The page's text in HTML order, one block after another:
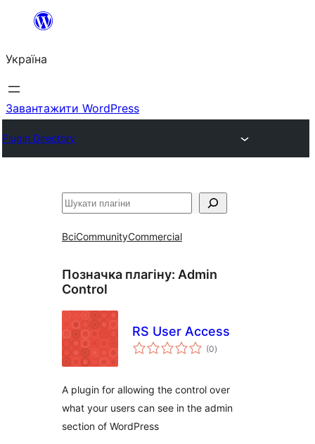
Перейти
вмісту
Україна
Завантажити WordPress
Plugin Directory
Пошук
ВсіCommunityCommercial
Позначка плагіну: Admin
Control
RS User Access
(0загальний
рейтинг
)
A plugin for allowing the control over
what your users can see in the admin
section of WordPress